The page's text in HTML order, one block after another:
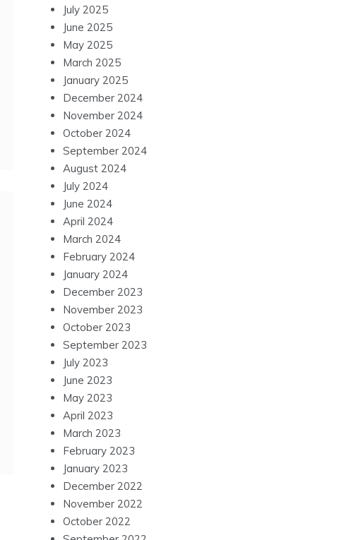
July 2025
June 2025
May 2025
March 2025
January 2025
December 2024
November 2024
October 2024
September 2024
August 2024
July 2024
June 2024
April 2024
March 2024
February 2024
January 2024
December 2023
November 2023
October 2023
September 2023
July 2023
June 2023
May 2023
April 2023
March 2023
February 2023
January 2023
December 2022
November 2022
October 2022